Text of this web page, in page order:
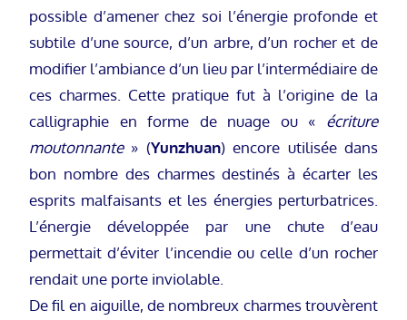
possible d’amener chez soi l’énergie profonde et
subtile d’une source, d’un arbre, d’un rocher et de
modifier l’ambiance d’un lieu par l’intermédiaire de
ces charmes. Cette pratique fut à l’origine de la
calligraphie en forme de nuage ou « écriture
moutonnante» (Yunzhuan) encore utilisée dans
bon nombre des charmes destinés à écarter les
esprits malfaisants et les énergies perturbatrices.
L’énergie développée par une chute d’eau
permettait d’éviter l’incendie ou celle d’un rocher
rendait une porte inviolable.
De fil en aiguille, de nombreux charmes trouvèrent